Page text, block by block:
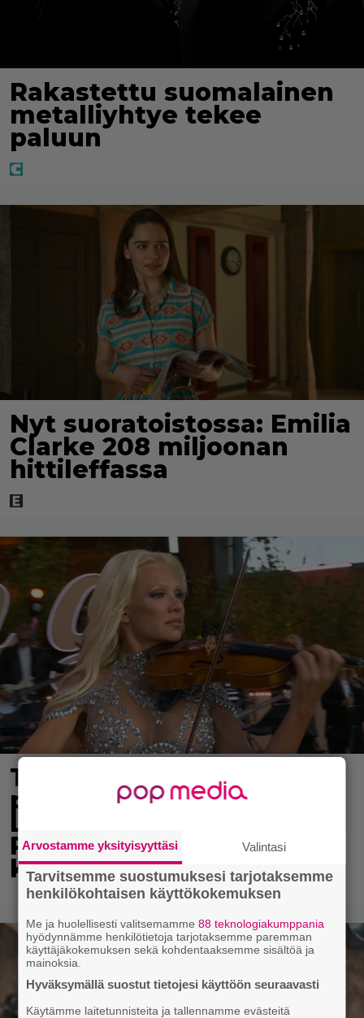
Rakastettu suomalainen
metalliyhtye tekee
paluun
Nyt suoratoistossa: Emilia
Clarke 208 miljoonan
hittileffassa
Tv-ohjelman juontaja
pudotti Linda
Lampeniuksen viulun –
Pete Parkkonen pakeni
kauhuissaan paikalta
Arvostamme yksityisyyttäsi Valintasi
Tarvitsemme suostumuksesi tarjotaksemme
henkilökohtaisen käyttökokemuksen
Me ja huolellisesti valitsemamme88 teknologiakumppania
hyödynnämme henkilötietoja tarjotaksemme paremman
käyttäjäkokemuksen sekä kohdentaaksemme sisältöä ja
mainoksia.
Hyväksymällä suostut tietojesi käyttöön seuraavasti
Käytämme laitetunnisteita ja tallennamme evästeitä